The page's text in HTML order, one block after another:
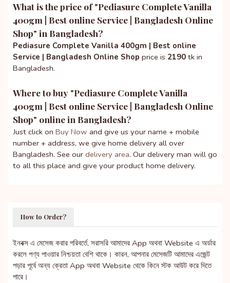
What is the price of "Pediasure Complete Vanilla
400gm | Best online Service | Bangladesh Online
Shop" in Bangladesh?
Pediasure Complete Vanilla 400gm | Best online
Service | Bangladesh Online Shop price is 2190 tk in
Bangladesh.
Where to buy "Pediasure Complete Vanilla
400gm | Best online Service | Bangladesh Online
Shop" online in Bangladesh?
Just click on Buy Now and give us your name + mobile
number + address, we give home delivery all over
Bangladesh. See our delivery area. Our delivery man will go
to all this place and give your product home delivery.
How to Order?
ইনবক্স এ মেসেজ করার পরিবর্তে, সরাসরি আমাদের App অথবা Website এ অর্ডার
করলে পণ্য পাওয়ার নিশ্চয়তা বেশি থাকে। কারন, আপনার মেসেজটি আমাদের এজেন্ট
পড়ার পূর্বে অন্য ক্রেতা App অথবা Website থেকে কিনে স্টক আউট করে দিতে
পারে।